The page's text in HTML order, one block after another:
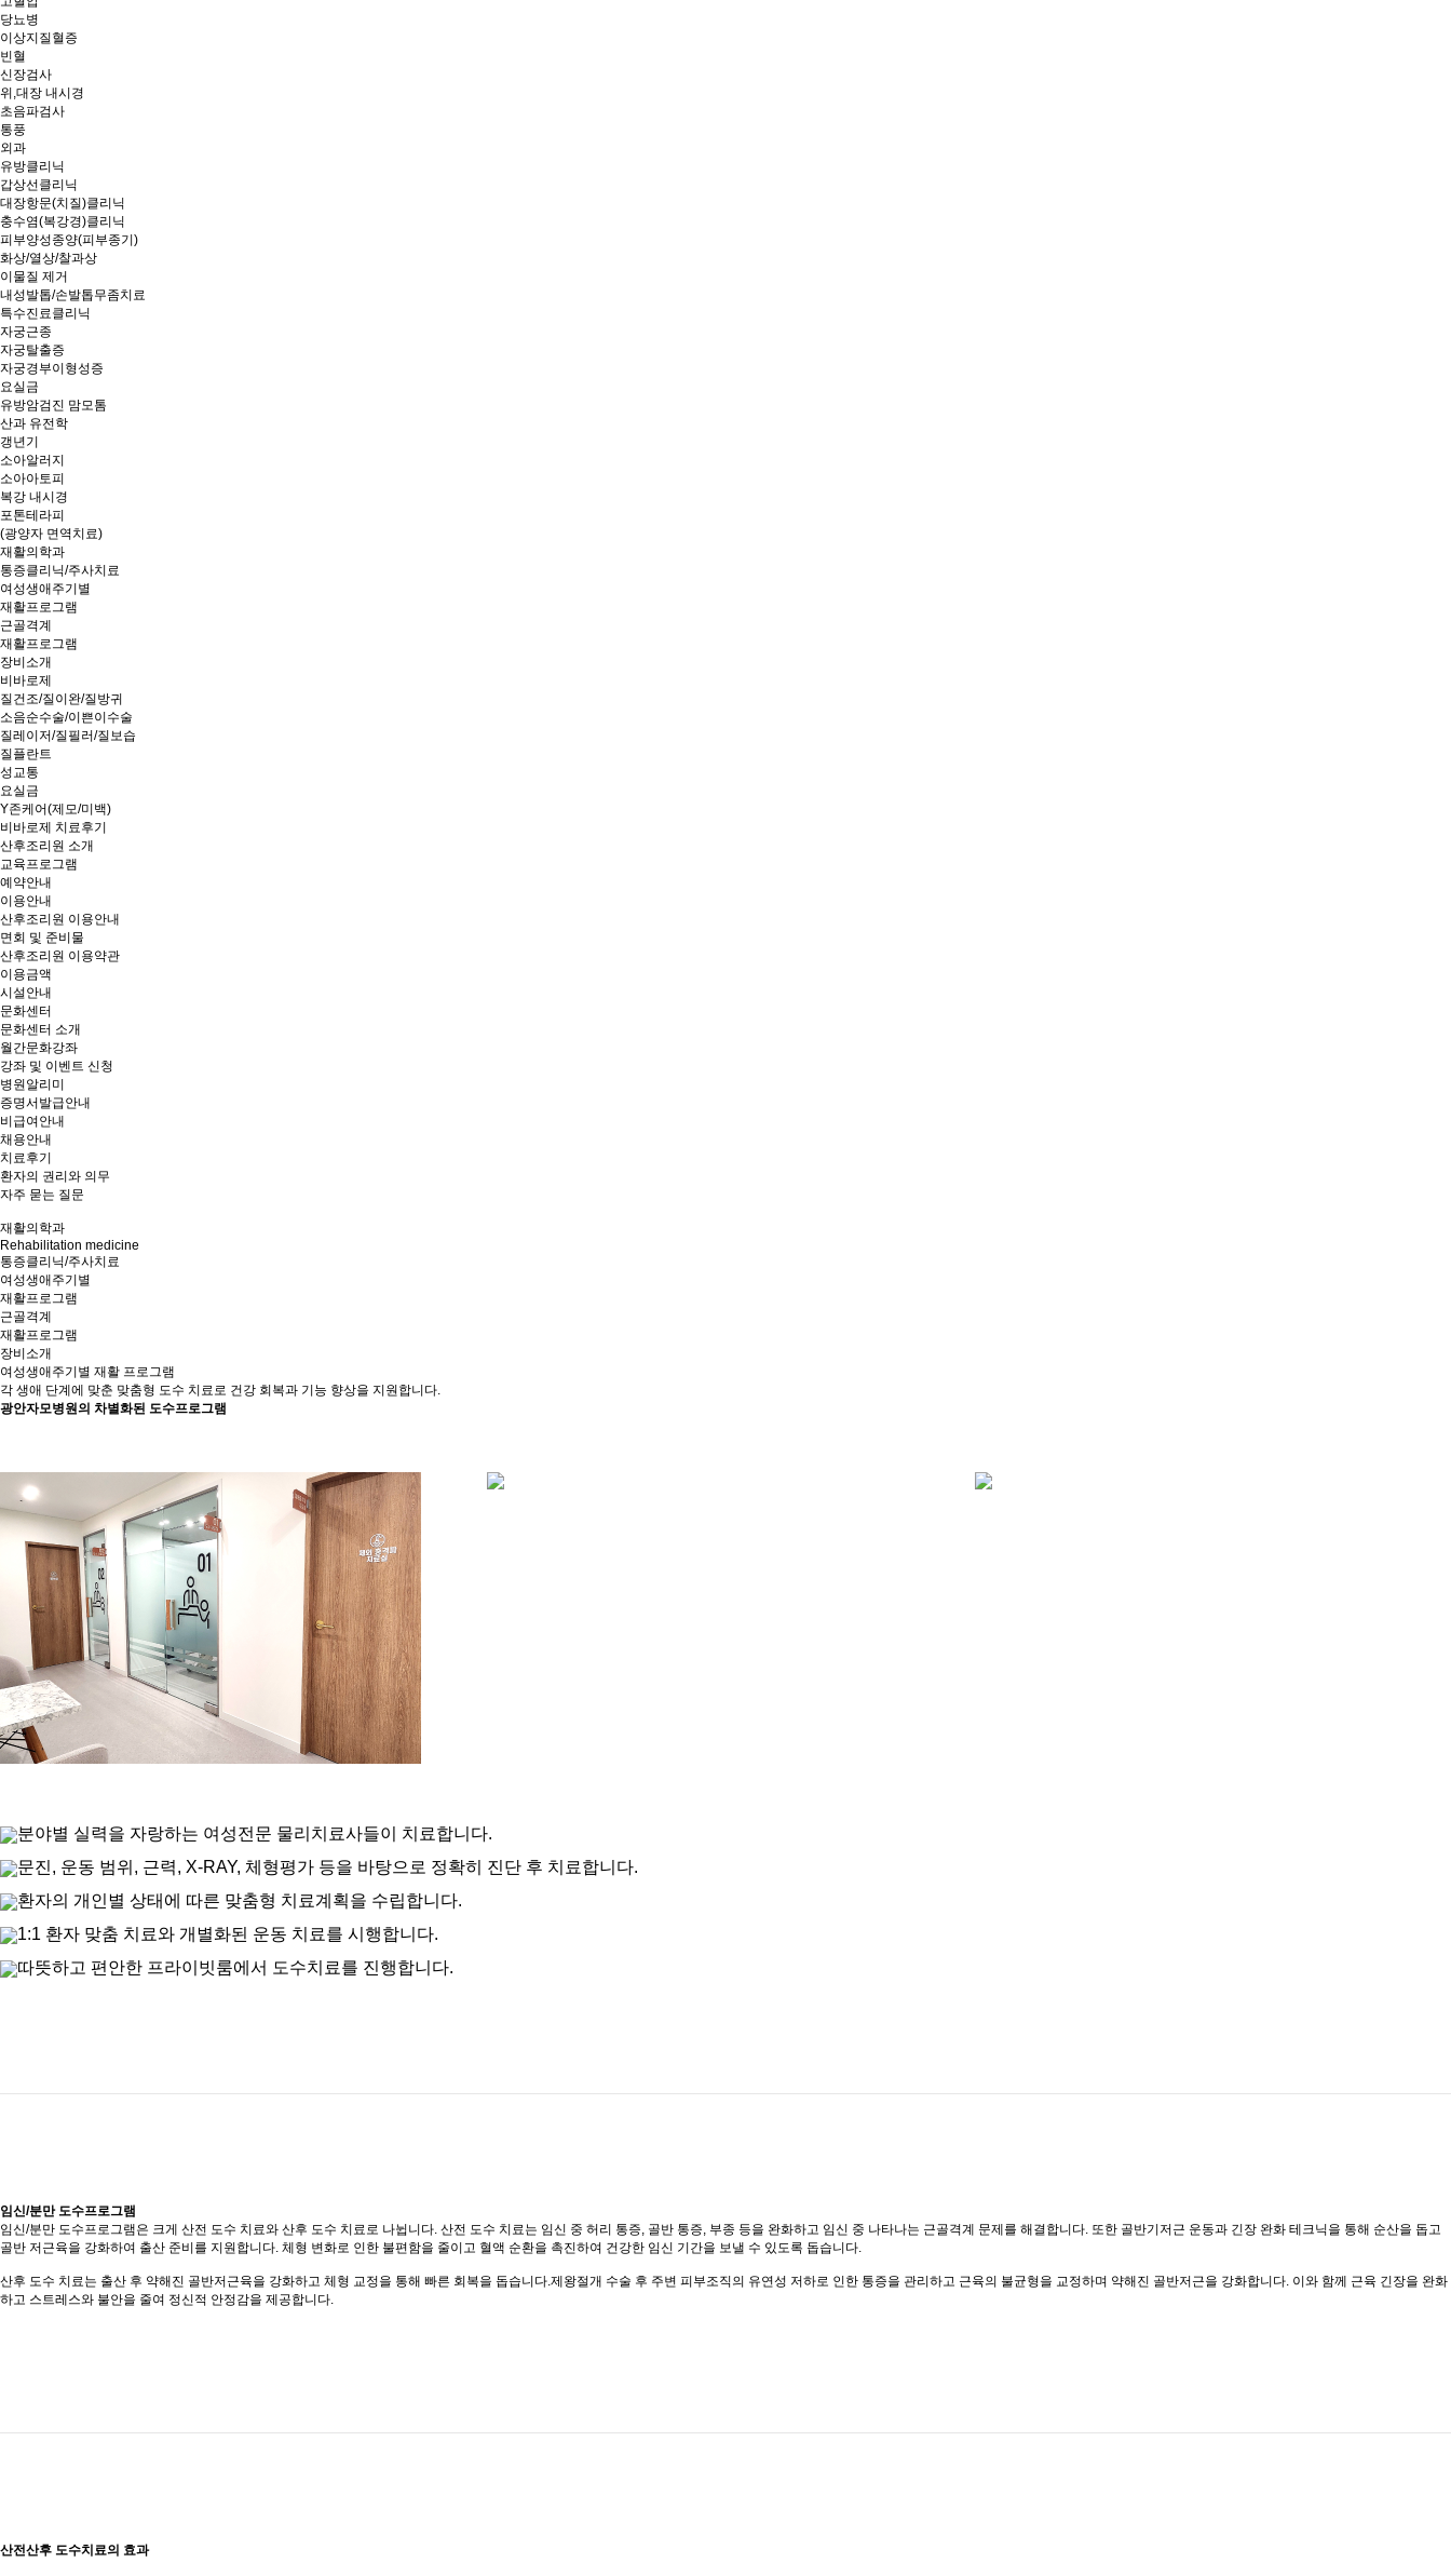
당뇨병
이상지질혈증
빈혈
신장검사
위,대장 내시경
초음파검사
통풍
외과
유방클리닉
갑상선클리닉
대장항문(치질)클리닉
충수염(복강경)클리닉
피부양성종양(피부종기)
화상/열상/찰과상
이물질 제거
내성발톱/손발톱무좀치료
특수진료클리닉
자궁근종
자궁탈출증
자궁경부이형성증
요실금
유방암검진 맘모톰
산과 유전학
갱년기
소아알러지
소아아토피
복강 내시경
포톤테라피
(광양자 면역치료)
재활의학과
통증클리닉/주사치료
여성생애주기별
재활프로그램
근골격계
재활프로그램
장비소개
비바로제
질건조/질이완/질방귀
소음순수술/이쁜이수술
질레이저/질필러/질보습
질플란트
성교통
요실금
Y존케어(제모/미백)
비바로제 치료후기
산후조리원 소개
교육프로그램
예약안내
이용안내
산후조리원 이용안내
면회 및 준비물
산후조리원 이용약관
이용금액
시설안내
문화센터
문화센터 소개
월간문화강좌
강좌 및 이벤트 신청
병원알리미
증명서발급안내
비급여안내
채용안내
치료후기
환자의 권리와 의무
자주 묻는 질문
재활의학과
Rehabilitation medicine
통증클리닉/주사치료
여성생애주기별
재활프로그램
근골격계
재활프로그램
장비소개
여성생애주기별 재활 프로그램
각 생애 단계에 맞춘 맞춤형 도수 치료로 건강 회복과 기능 향상을 지원합니다.
광안자모병원의 차별화된 도수프로그램
분야별 실력을 자랑하는 여성전문 물리치료사들이 치료합니다.
문진, 운동 범위, 근력, X-RAY, 체형평가 등을 바탕으로 정확히 진단 후 치료합니다.
환자의 개인별 상태에 따른 맞춤형 치료계획을 수립합니다.
1:1 환자 맞춤 치료와 개별화된 운동 치료를 시행합니다.
따뜻하고 편안한 프라이빗룸에서 도수치료를 진행합니다.
임신/분만 도수프로그램
임신/분만 도수프로그램은 크게 산전 도수 치료와 산후 도수 치료로 나뉩니다. 산전 도수 치료는 임신 중 허리 통증, 골반 통증, 부종 등을 완화하고 임신 중 나타나는 근골격계 문제를 해결합니다. 또한 골반기저근 운동과 긴장 완화 테크닉을 통해 순산을 돕고
골반 저근육을 강화하여 출산 준비를 지원합니다. 체형 변화로 인한 불편함을 줄이고 혈액 순환을 촉진하여 건강한 임신 기간을 보낼 수 있도록 돕습니다.
산후 도수 치료는 출산 후 약해진 골반저근육을 강화하고 체형 교정을 통해 빠른 회복을 돕습니다.제왕절개 수술 후 주변 피부조직의 유연성 저하로 인한 통증을 관리하고 근육의 불균형을 교정하며 약해진 골반저근을 강화합니다. 이와 함께 근육 긴장을 완화
하고 스트레스와 불안을 줄여 정신적 안정감을 제공합니다.
산전산후 도수치료의 효과